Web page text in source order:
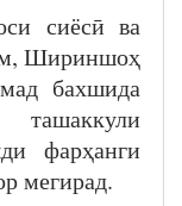
сиёсӣ ва
Шириншоҳ
бахшида
фарҳанги
мегирад.